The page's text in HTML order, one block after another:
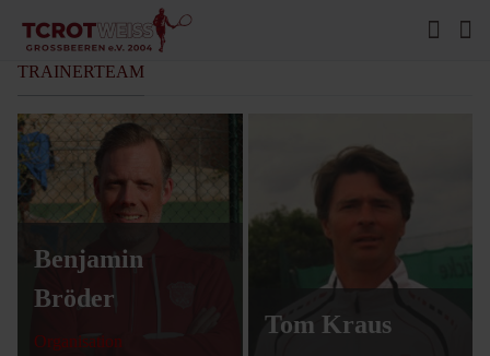
TRAINERTEAM
Benjamin
Bröder
Organisation
Tom Kraus